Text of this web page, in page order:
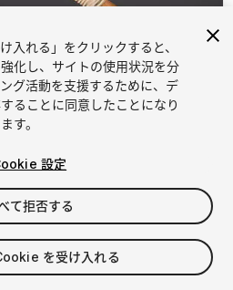
1/7
入れる」をクリックすると、
化し、サイトの使用状況を分
グ活動を支援するために、デ
ることに同意したことになり
ます。
設定
て拒否する
を受け入れる